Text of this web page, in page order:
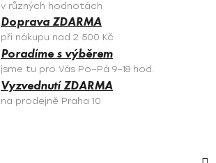
v různých hodnotách
Doprava ZDARMA
při nákupu nad 2 500 Kč
Poradíme s výběrem
jsme tu pro Vás Po–Pá 9–18 hod.
Vyzvednutí ZDARMA
na prodejně Praha 10